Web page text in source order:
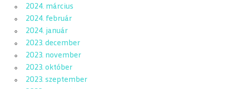
2024. március
2024. február
2024. január
2023. december
2023. november
2023. október
2023. szeptember